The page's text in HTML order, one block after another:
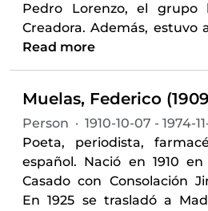
Pedro Lorenzo, el grupo
Creadora. Además, estuvo
Read more
Muelas, Federico
Person · 1910-10-07 - 1974-
Poeta, periodista,
español. Nació en 1910 en
Casado con Consolación
En 1925 se trasladó a